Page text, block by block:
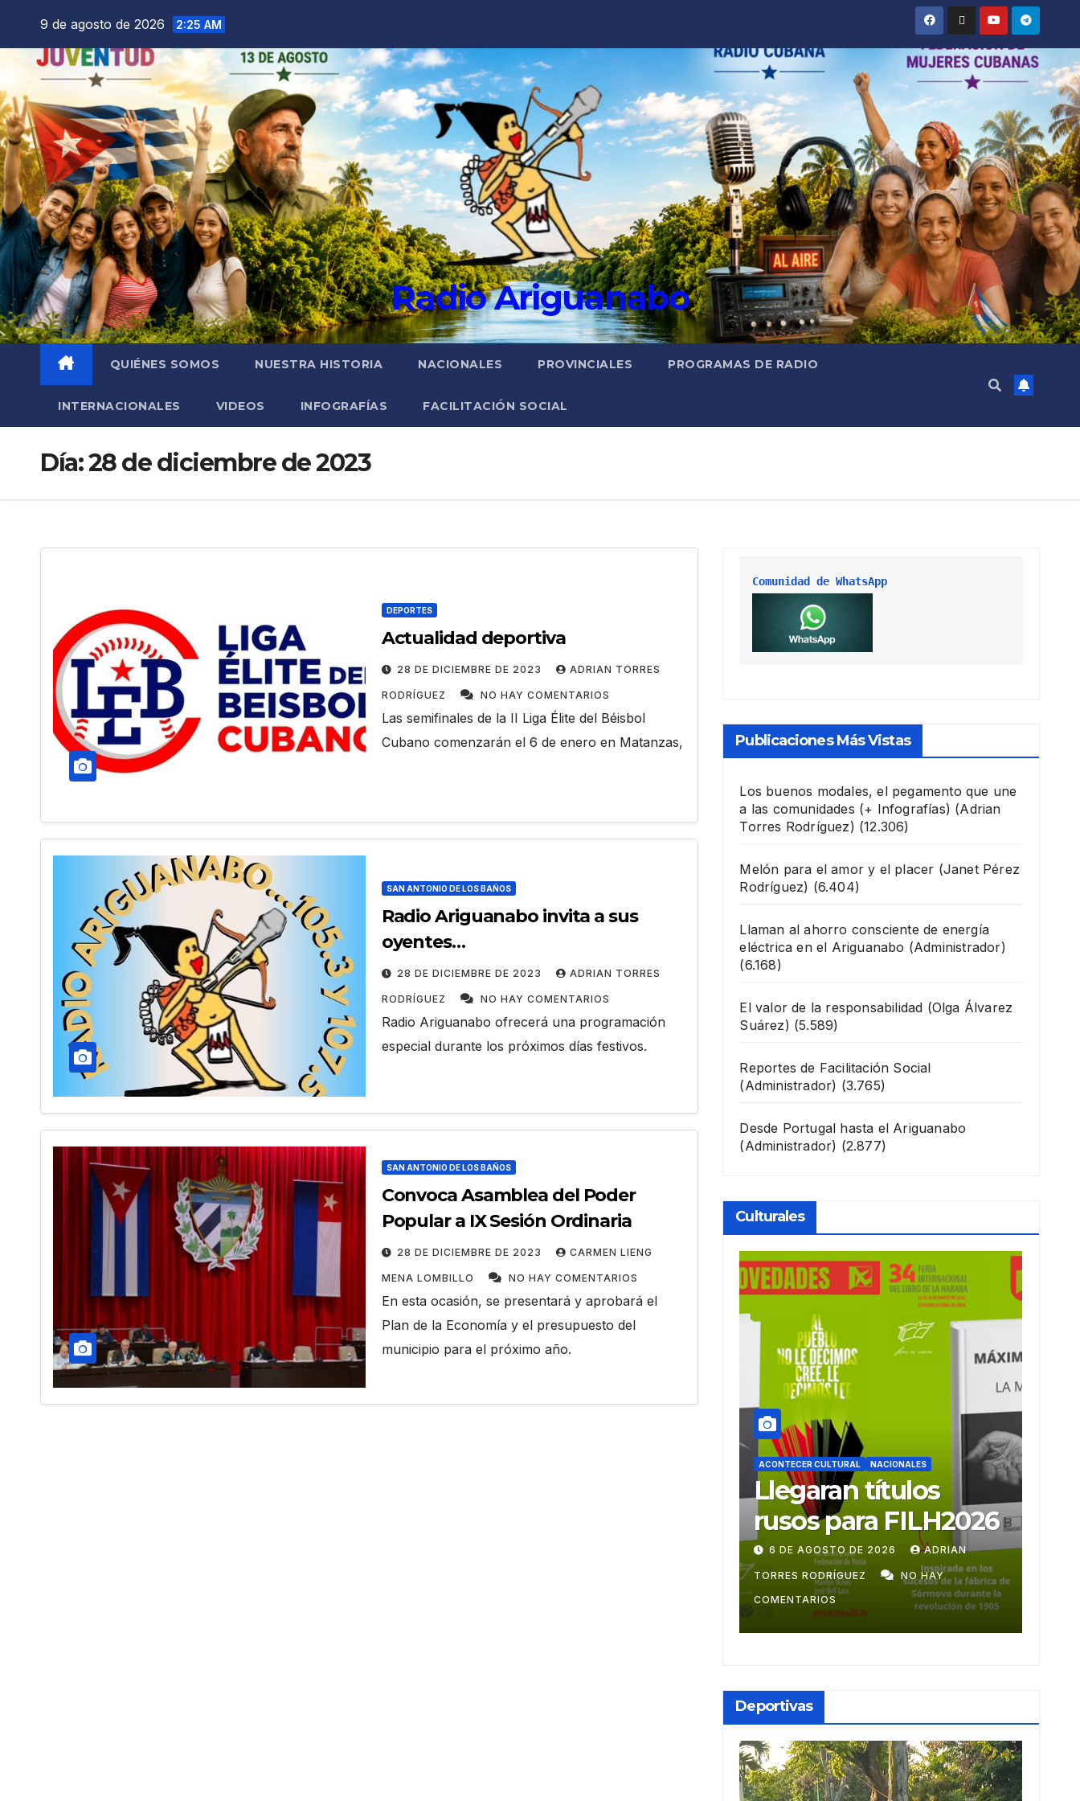
9 de agosto de 2026 2:25 AM
Radio Ariguanabo
QUIÉNES SOMOS NUESTRA HISTORIA NACIONALES PROVINCIALES PROGRAMAS DE RADIO
INTERNACIONALES VIDEOS INFOGRAFÍAS FACILITACIÓN SOCIAL
Día:28 de diciembre de 2023
DEPORTES
Actualidad deportiva
28 DE DICIEMBRE DE 2023 ADRIAN TORRES
RODRÍGUEZ NO HAY COMENTARIOS
Las semifinales de la II Liga Élite del Béisbol
Cubano comenzarán el 6 de enero en Matanzas,
SAN ANTONIO DE LOS BAÑOS
Radio Ariguanabo invita a sus
oyentes…
28 DE DICIEMBRE DE 2023 ADRIAN TORRES
RODRÍGUEZ NO HAY COMENTARIOS
Radio Ariguanabo ofrecerá una programación
especial durante los próximos días festivos.
SAN ANTONIO DE LOS BAÑOS
Convoca Asamblea del Poder
Popular a IX Sesión Ordinaria
28 DE DICIEMBRE DE 2023 CARMEN LIENG
MENA LOMBILLO NO HAY COMENTARIOS
En esta ocasión, se presentará y aprobará el
Plan de la Economía y el presupuesto del
municipio para el próximo año.
Comunidad de WhatsApp
Publicaciones Más Vistas
Los buenos modales, el pegamento que une
a las comunidades (+ Infografías) (Adrian
Torres Rodríguez) (12.306)
Melón para el amor y el placer (Janet Pérez
Rodríguez) (6.404)
Llaman al ahorro consciente de energía
eléctrica en el Ariguanabo (Administrador)
(6.168)
El valor de la responsabilidad (Olga Álvarez
Suárez) (5.589)
Reportes de Facilitación Social
(Administrador) (3.765)
Desde Portugal hasta el Ariguanabo
(Administrador) (2.877)
Culturales
ACONTECER CULTURAL
Ballet Laura Alonso
emprende gira
centroamericana
28 DE JULIO DE 2026 ADRIAN TORRES
RODRÍGUEZ NO HAY COMENTARIOS
Deportivas